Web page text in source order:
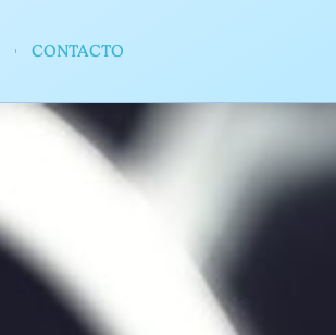
CONTACTO